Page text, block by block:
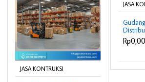
JASA KONTRUKSI
JASA
Rp0,00